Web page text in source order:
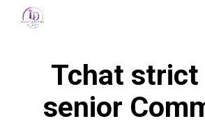
Tchat strict
senior